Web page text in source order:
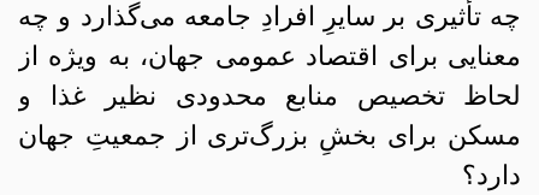
چه تأثیری بر سایرِ افرادِ جامعه می‌گذارد و چه
معنایی برای اقتصاد عمومی جهان، به ویژه از
لحاظ تخصیص منابع محدودی نظیر غذا و
مسکن برای بخشِ بزرگ‌تری از جمعیتِ جهان
دارد؟